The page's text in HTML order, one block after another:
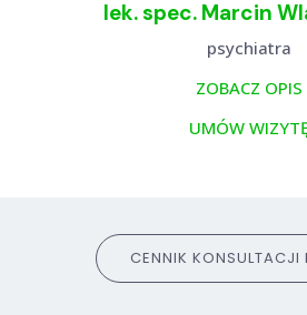
lek. spec. Marcin
psychiatra
ZOBACZ OPIS
UMÓW
CENNIK KONSULTACJI